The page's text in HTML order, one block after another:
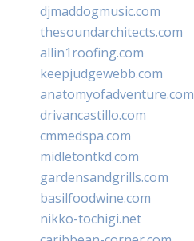
djmaddogmusic.com
thesoundarchitects.com
allin1roofing.com
keepjudgewebb.com
anatomyofadventure.com
drivancastillo.com
cmmedspa.com
midletontkd.com
gardensandgrills.com
basilfoodwine.com
nikko-tochigi.net